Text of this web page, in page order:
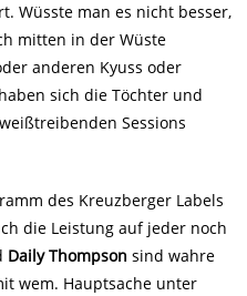
Wüsste man es nicht besser,
mitten in der Wüste
anderen Kyuss oder
sich die Töchter und
Sessions
des Kreuzberger Labels
die Leistung auf jeder noch
Daily Thompson sind wahre
wem. Hauptsache unter